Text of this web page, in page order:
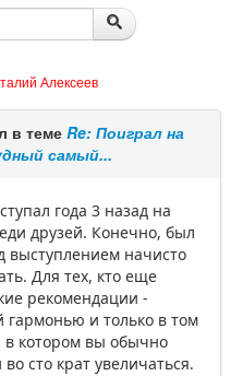
Алексеев
в темеRe: Поиграл на
самый...
года 3 назад на
друзей. Конечно, был
выступлением начисто
Для тех, кто еще
рекомендации -
гармонью и только в том
в котором вы обычно
сто крат увеличаться.